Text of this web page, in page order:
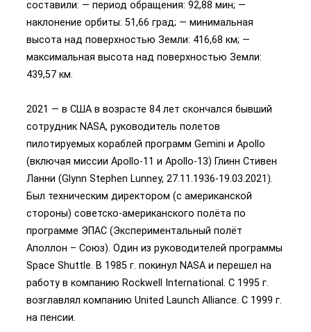
составили: — период обращения: 92,88 мин; —
наклонение орбиты: 51,66 град; — минимальная
высота над поверхностью Земли: 416,68 км; —
максимальная высота над поверхностью Земли:
439,57 км.
2021 — в США в возрасте 84 лет скончался бывший
сотрудник NASA, руководитель полетов
пилотируемых кораблей программ Gemini и Apollo
(включая миссии Apollo-11 и Apollo-13) Глинн Стивен
Ланни (Glynn Stephen Lunney, 27.11.1936-19.03.2021).
Был техническим директором (с американской
стороны) советско-американского полёта по
программе ЭПАС (Экспериментальный полёт
Аполлон – Союз). Один из руководителей программы
Space Shuttle. В 1985 г. покинул NASA и перешел на
работу в компанию Rockwell International. С 1995 г.
возглавлял компанию United Launch Alliance. С 1999 г.
на пенсии.